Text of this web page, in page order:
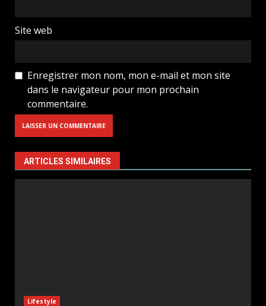
Site web
Enregistrer mon nom, mon e-mail et mon site
dans le navigateur pour mon prochain
commentaire.
ARTICLES SIMILAIRES
Lifestyle